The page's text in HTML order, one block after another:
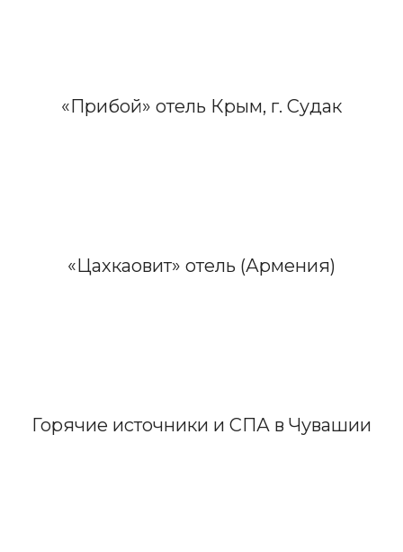
«Прибой» отель Крым, г. Судак
«Цахкаовит» отель (Армения)
Горячие источники и СПА в Чувашии